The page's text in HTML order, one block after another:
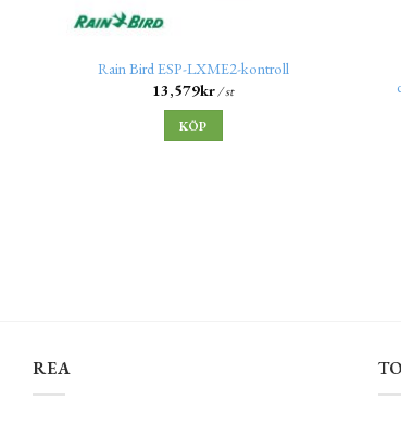
Rain Bird ESP-LXME2-kontroll
13,579kr/ st
KÖP
REA